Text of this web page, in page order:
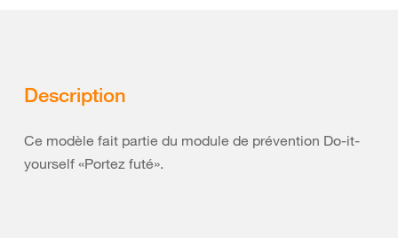
Description
Ce modèle fait partie du module de prévention Do-it-
yourself «Portez futé».